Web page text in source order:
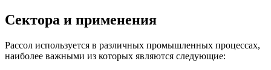
Сектора и применения
Рассол используется в различных промышленных процессах,
наиболее важными из которых являются следующие: